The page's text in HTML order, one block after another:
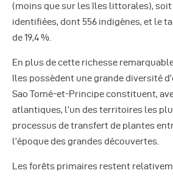
(moins que sur les îles littorales), soit
identifiées, dont 556 indigènes, et le
de 19,4 %.
En plus de cette richesse
îles possèdent une grande diversité
Sao Tomé-et-Principe constituent,
atlantiques, l’un des territoires les
processus de transfert de plantes
l’époque des grandes découvertes.
Les forêts primaires restent